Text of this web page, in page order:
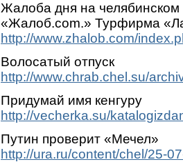
Жалоба дня на
«Жалоб.com.» Турфирма
http://www.zhalob.com/
Волосатый отпуск
http://www.chrab.chel.su/
Придумай имя кенгуру
http://vecherka.su/
Путин проверит «Мечел»
http://ura.ru/content/chel/25-